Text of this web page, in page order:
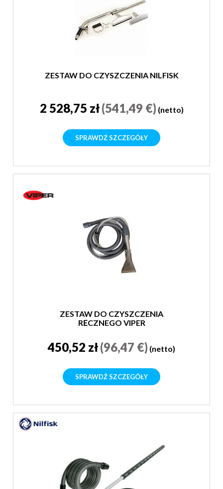
ZESTAW DO CZYSZCZENIA NILFISK
2 528,75 zł(541,49 €) (netto)
SPRAWDŹ SZCZEGÓŁY
ZESTAW DO CZYSZCZENIA
RĘCZNEGO VIPER
450,52 zł(96,47 €) (netto)
SPRAWDŹ SZCZEGÓŁY